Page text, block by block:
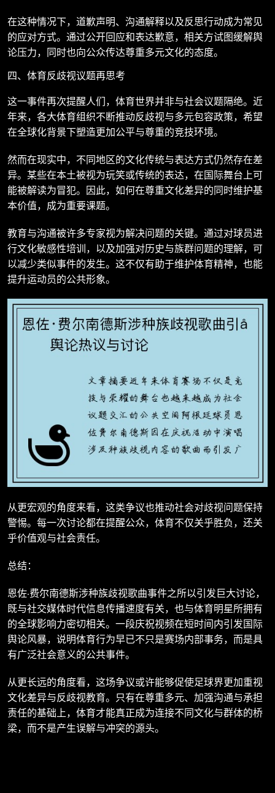
在这种情况下，道歉声明、沟通解释以及反思行动成为常见
的应对方式。通过公开回应和表达歉意，相关方试图缓解舆
论压力，同时也向公众传达尊重多元文化的态度。
四、体育反歧视议题再思考
这一事件再次提醒人们，体育世界并非与社会议题隔绝。近
年来，各大体育组织不断推动反歧视与多元包容政策，希望
在全球化背景下塑造更加公平与尊重的竞技环境。
然而在现实中，不同地区的文化传统与表达方式仍然存在差
异。某些在本土被视为玩笑或传统的表达，在国际舞台上可
能被解读为冒犯。因此，如何在尊重文化差异的同时维护基
本价值，成为重要课题。
教育与沟通被许多专家视为解决问题的关键。通过对球员进
行文化敏感性培训，以及加强对历史与族群问题的理解，可
以减少类似事件的发生。这不仅有助于维护体育精神，也能
提升运动员的公共形象。
从更宏观的角度来看，这类争议也推动社会对歧视问题保持
警惕。每一次讨论都在提醒公众，体育不仅关乎胜负，还关
乎价值观与社会责任。
总结：
恩佐·费尔南德斯涉种族歧视歌曲事件之所以引发巨大讨论，
既与社交媒体时代信息传播速度有关，也与体育明星所拥有
的全球影响力密切相关。一段庆祝视频在短时间内引发国际
舆论风暴，说明体育行为早已不只是赛场内部事务，而是具
有广泛社会意义的公共事件。
从更长远的角度看，这场争议或许能够促使足球界更加重视
文化差异与反歧视教育。只有在尊重多元、加强沟通与承担
责任的基础上，体育才能真正成为连接不同文化与群体的桥
梁，而不是产生误解与冲突的源头。